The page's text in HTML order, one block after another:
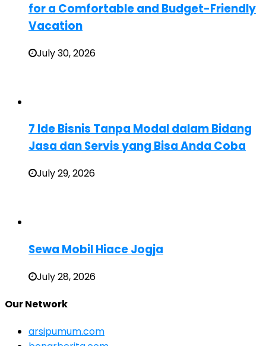
for a Comfortable and Budget-Friendly
Vacation
July 30, 2026
7 Ide Bisnis Tanpa Modal dalam Bidang
Jasa dan Servis yang Bisa Anda Coba
July 29, 2026
Sewa Mobil Hiace Jogja
July 28, 2026
Our Network
arsipumum.com